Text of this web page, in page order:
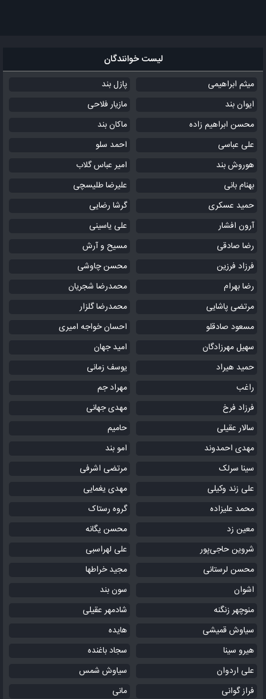
لیست خوانندگان
میثم ابراهیمی
پازل بند
ایوان بند
مازیار فلاحی
محسن ابراهیم زاده
ماکان بند
علی عباسی
احمد سلو
هوروش بند
امیر عباس گلاب
بهنام بانی
علیرضا طلیسچی
حمید عسکری
گرشا رضایی
آرون افشار
علی یاسینی
رضا صادقی
مسیح و آرش
فرزاد فرزین
محسن چاوشی
رضا بهرام
محمدرضا شجریان
مرتضی پاشایی
محمدرضا گلزار
مسعود صادقلو
احسان خواجه امیری
سهیل مهرزادگان
امید جهان
حمید هیراد
یوسف زمانی
راغب
مهراد جم
فرزاد فرخ
مهدی جهانی
سالار عقیلی
حامیم
مهدی احمدوند
امو بند
سینا سرلک
مرتضی اشرفی
علی زند وکیلی
مهدی یغمایی
محمد علیزاده
گروه رستاک
معین زد
محسن یگانه
شروین حاجی‌پور
علی لهراسبی
محسن لرستانی
مجید خراطها
اشوان
سون بند
منوچهر زنگنه
شادمهر عقیلی
سیاوش قمیشی
هایده
هیرو سینا
سجاد باغنده
علی اردوان
سیاوش شمس
فراز گوانی
مانی